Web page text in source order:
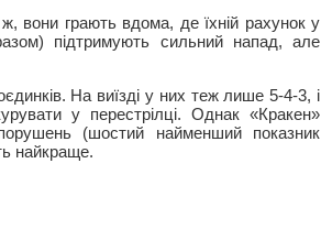
вони грають вдома, де їхній рахунок у
підтримують сильний напад, але
На виїзді у них теж лише 5-4-3, і
у перестрілці. Однак «Кракен»
(шостий найменший показник
найкраще.